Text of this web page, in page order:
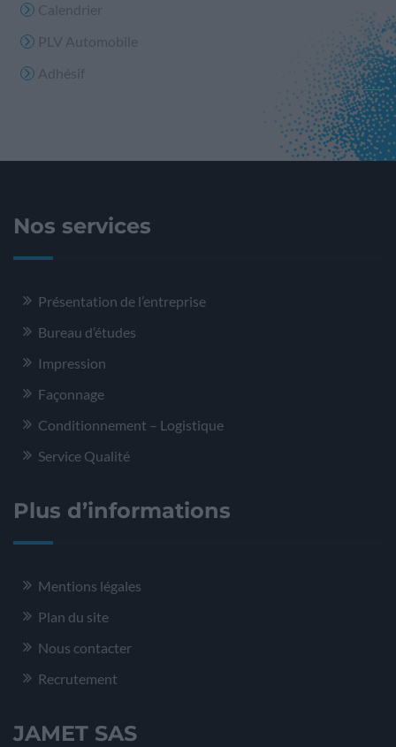
Calendrier
PLV Automobile
Adhésif
Nos services
Présentation de l’entreprise
Bureau d’études
Impression
Façonnage
Conditionnement – Logistique
Service Qualité
Plus d’informations
Mentions légales
Plan du site
Nous contacter
Recrutement
JAMET SAS